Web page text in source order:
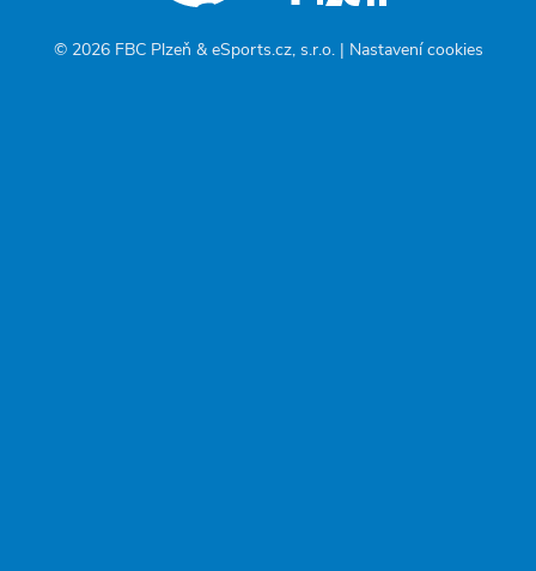
© 2026 FBC Plzeň & eSports.cz, s.r.o.| Nastavení cookies